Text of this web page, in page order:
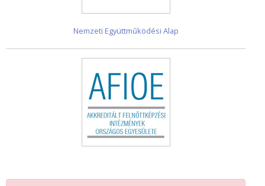
Nemzeti Együttműködési Alap